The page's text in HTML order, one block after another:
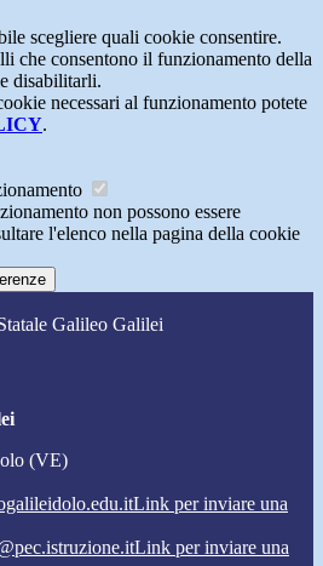
scegliere quali cookie consentire.
che consentono il funzionamento della
disabilitarli.
necessari al funzionamento potete
.
non possono essere
l'elenco nella pagina della cookie
Galileo Galilei
(VE)
Link per inviare una
Link per inviare una